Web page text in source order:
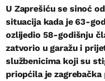
U Zaprešiću se sinoć
situacija kada je 63-
ozlijedio 58-godišnju
zatvorio u garažu i
službenicima koji su
priopćila je